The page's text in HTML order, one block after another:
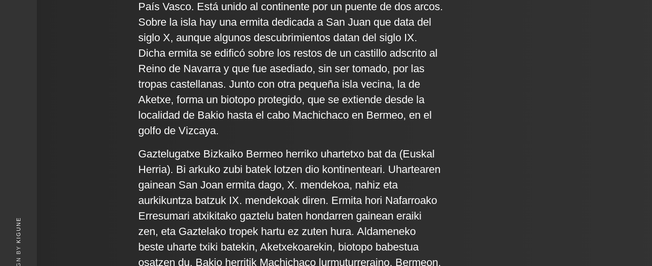
KIGUNE
País Vasco. Está unido al continente por un puente de dos arcos.
Sobre la isla hay una ermita dedicada a San Juan que data del
siglo X, aunque algunos descubrimientos datan del siglo IX.
Dicha ermita se edificó sobre los restos de un castillo adscrito al
Reino de Navarra y que fue asediado, sin ser tomado, por las
tropas castellanas. Junto con otra pequeña isla vecina, la de
Aketxe, forma un biotopo protegido, que se extiende desde la
localidad de Bakio hasta el cabo Machichaco en Bermeo, en el
golfo de Vizcaya.
Gaztelugatxe Bizkaiko Bermeo herriko uhartetxo bat da (Euskal
Herria). Bi arkuko zubi batek lotzen dio kontinenteari. Uhartearen
gainean San Joan ermita dago, X. mendekoa, nahiz eta
aurkikuntza batzuk IX. mendekoak diren. Ermita hori Nafarroako
Erresumari atxikitako gaztelu baten hondarren gainean eraiki
zen, eta Gaztelako tropek hartu ez zuten hura. Aldameneko
beste uharte txiki batekin, Aketxekoarekin, biotopo babestua
osatzen du, Bakio herritik Machichaco lurmuturreraino, Bermeon,